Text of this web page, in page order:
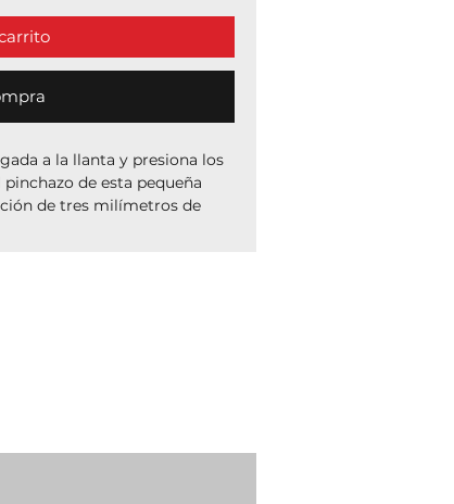
a la llanta y presiona los
de esta pequeña
de tres milímetros de